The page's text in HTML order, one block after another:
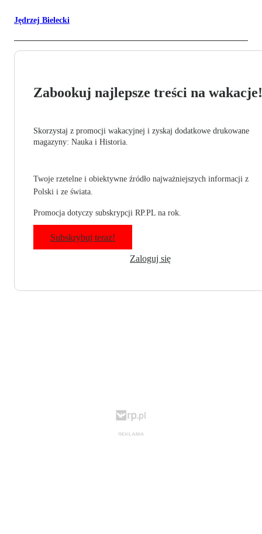
Jędrzej Bielecki
Zabookuj najlepsze treści na wakacje!
Skorzystaj z promocji wakacyjnej i zyskaj dodatkowe drukowane
magazyny: Nauka i Historia.
Twoje rzetelne i obiektywne źródło najważniejszych informacji z
Polski i ze świata.
Promocja dotyczy subskrypcji RP.PL na rok.
Subskrybuj teraz!
Zaloguj się